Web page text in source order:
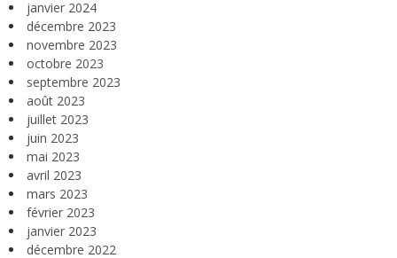
janvier 2024
décembre 2023
novembre 2023
octobre 2023
septembre 2023
août 2023
juillet 2023
juin 2023
mai 2023
avril 2023
mars 2023
février 2023
janvier 2023
décembre 2022